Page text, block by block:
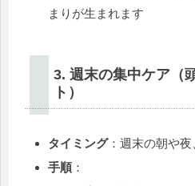
まりが生まれます
3. 週末の集中ケア（
ト）
タイミング：週末の朝や夜
手順：